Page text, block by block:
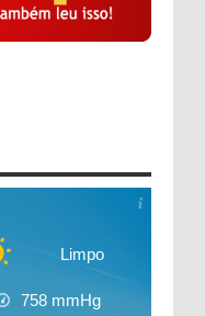
Limpo
758 mmHg